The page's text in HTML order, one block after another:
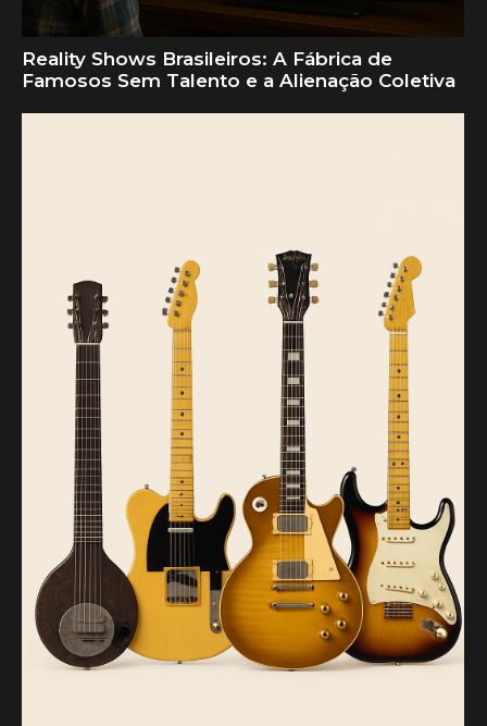
Reality Shows Brasileiros: A Fábrica de
Famosos Sem Talento e a Alienação Coletiva